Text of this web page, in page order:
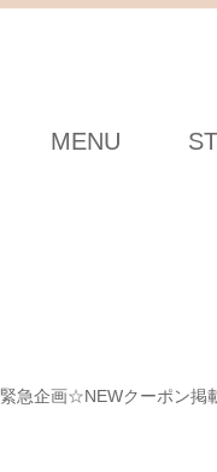
MENU
緊急企画☆NEWクーポン掲